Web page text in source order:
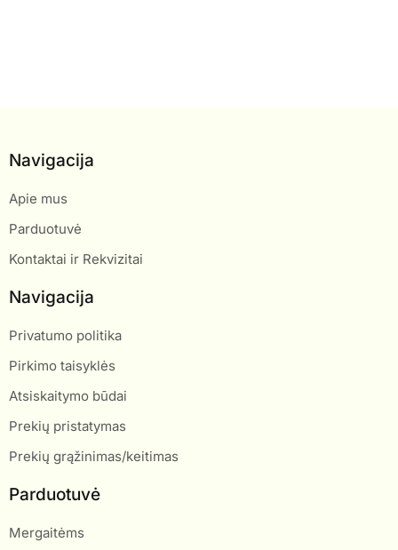
Navigacija
Apie mus
Parduotuvė
Kontaktai ir Rekvizitai
Navigacija
Privatumo politika
Pirkimo taisyklės
Atsiskaitymo būdai
Prekių pristatymas
Prekių grąžinimas/keitimas
Parduotuvė
Mergaitėms